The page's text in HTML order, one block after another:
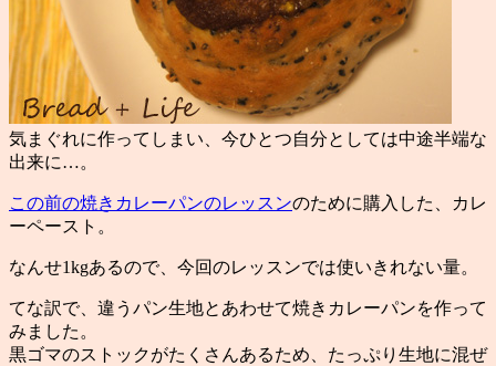
気まぐれに作ってしまい、今ひとつ自分としては中途半端な
出来に…。
この前の焼きカレーパンのレッスンのために購入した、カレ
ーペースト。
なんせ1kgあるので、今回のレッスンでは使いきれない量。
てな訳で、違うパン生地とあわせて焼きカレーパンを作って
みました。
黒ゴマのストックがたくさんあるため、たっぷり生地に混ぜ